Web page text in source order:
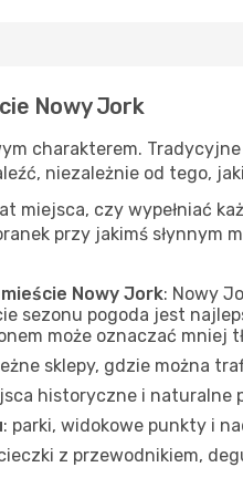
Nowy Jork
charakterem.
niezależnie od tego,
miejsca, czy wypełniać
przy jakimś
Nowy Jork: Nowy
sezonu pogoda jest
może oznaczać
sklepy, gdzie można
historyczne i
: parki, widokowe punkty i
z przewodnikiem,